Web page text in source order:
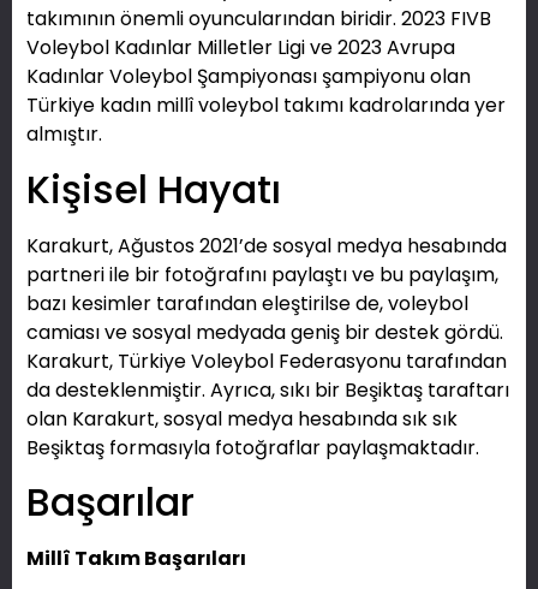
takımının önemli oyuncularından biridir. 2023 FIVB
Voleybol Kadınlar Milletler Ligi ve 2023 Avrupa
Kadınlar Voleybol Şampiyonası şampiyonu olan
Türkiye kadın millî voleybol takımı kadrolarında yer
almıştır.
Kişisel Hayatı
Karakurt, Ağustos 2021’de sosyal medya hesabında
partneri ile bir fotoğrafını paylaştı ve bu paylaşım,
bazı kesimler tarafından eleştirilse de, voleybol
camiası ve sosyal medyada geniş bir destek gördü.
Karakurt, Türkiye Voleybol Federasyonu tarafından
da desteklenmiştir. Ayrıca, sıkı bir Beşiktaş taraftarı
olan Karakurt, sosyal medya hesabında sık sık
Beşiktaş formasıyla fotoğraflar paylaşmaktadır.
Başarılar
Millî Takım Başarıları